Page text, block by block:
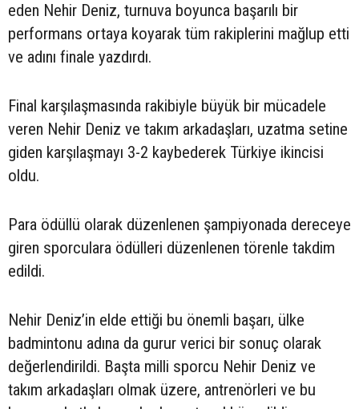
eden Nehir Deniz, turnuva boyunca başarılı bir
performans ortaya koyarak tüm rakiplerini mağlup etti
ve adını finale yazdırdı.
Final karşılaşmasında rakibiyle büyük bir mücadele
veren Nehir Deniz ve takım arkadaşları, uzatma setine
giden karşılaşmayı 3-2 kaybederek Türkiye ikincisi
oldu.
Para ödüllü olarak düzenlenen şampiyonada dereceye
giren sporculara ödülleri düzenlenen törenle takdim
edildi.
Nehir Deniz’in elde ettiği bu önemli başarı, ülke
badmintonu adına da gurur verici bir sonuç olarak
değerlendirildi. Başta milli sporcu Nehir Deniz ve
takım arkadaşları olmak üzere, antrenörleri ve bu